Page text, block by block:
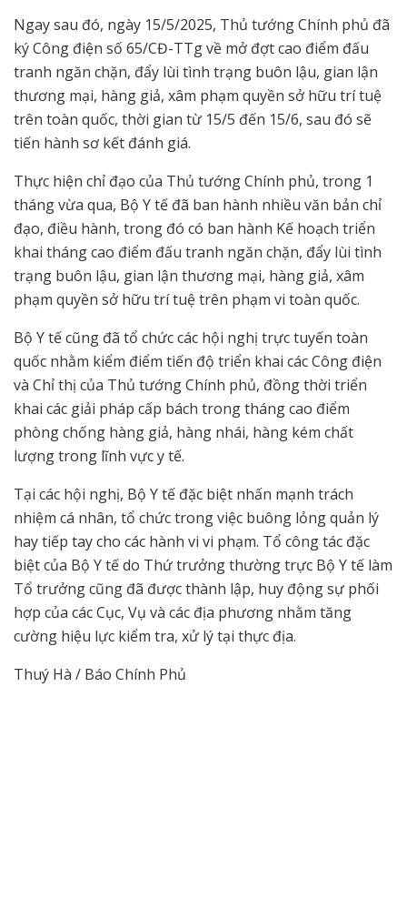
Ngay sau đó, ngày 15/5/2025, Thủ tướng Chính phủ đã
ký Công điện số 65/CĐ-TTg về mở đợt cao điểm đấu
tranh ngăn chặn, đẩy lùi tình trạng buôn lậu, gian lận
thương mại, hàng giả, xâm phạm quyền sở hữu trí tuệ
trên toàn quốc, thời gian từ 15/5 đến 15/6, sau đó sẽ
tiến hành sơ kết đánh giá.
Thực hiện chỉ đạo của Thủ tướng Chính phủ, trong 1
tháng vừa qua, Bộ Y tế đã ban hành nhiều văn bản chỉ
đạo, điều hành, trong đó có ban hành Kế hoạch triển
khai tháng cao điểm đấu tranh ngăn chặn, đẩy lùi tình
trạng buôn lậu, gian lận thương mại, hàng giả, xâm
phạm quyền sở hữu trí tuệ trên phạm vi toàn quốc.
Bộ Y tế cũng đã tổ chức các hội nghị trực tuyến toàn
quốc nhằm kiểm điểm tiến độ triển khai các Công điện
và Chỉ thị của Thủ tướng Chính phủ, đồng thời triển
khai các giải pháp cấp bách trong tháng cao điểm
phòng chống hàng giả, hàng nhái, hàng kém chất
lượng trong lĩnh vực y tế.
Tại các hội nghị, Bộ Y tế đặc biệt nhấn mạnh trách
nhiệm cá nhân, tổ chức trong việc buông lỏng quản lý
hay tiếp tay cho các hành vi vi phạm. Tổ công tác đặc
biệt của Bộ Y tế do Thứ trưởng thường trực Bộ Y tế làm
Tổ trưởng cũng đã được thành lập, huy động sự phối
hợp của các Cục, Vụ và các địa phương nhằm tăng
cường hiệu lực kiểm tra, xử lý tại thực địa.
Thuý Hà / Báo Chính Phủ